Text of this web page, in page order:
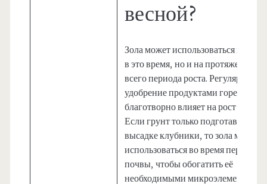
весной?
Зола может использоваться не
в это время, но и на протяжении
всего периода роста. Регулярное
удобрение продуктами горения
благотворно влияет на рост ягоды.
Если грунт только
высадке клубники, то зола может
использоваться во время
почвы, чтобы обогатить её
необходимыми микроэлементами.